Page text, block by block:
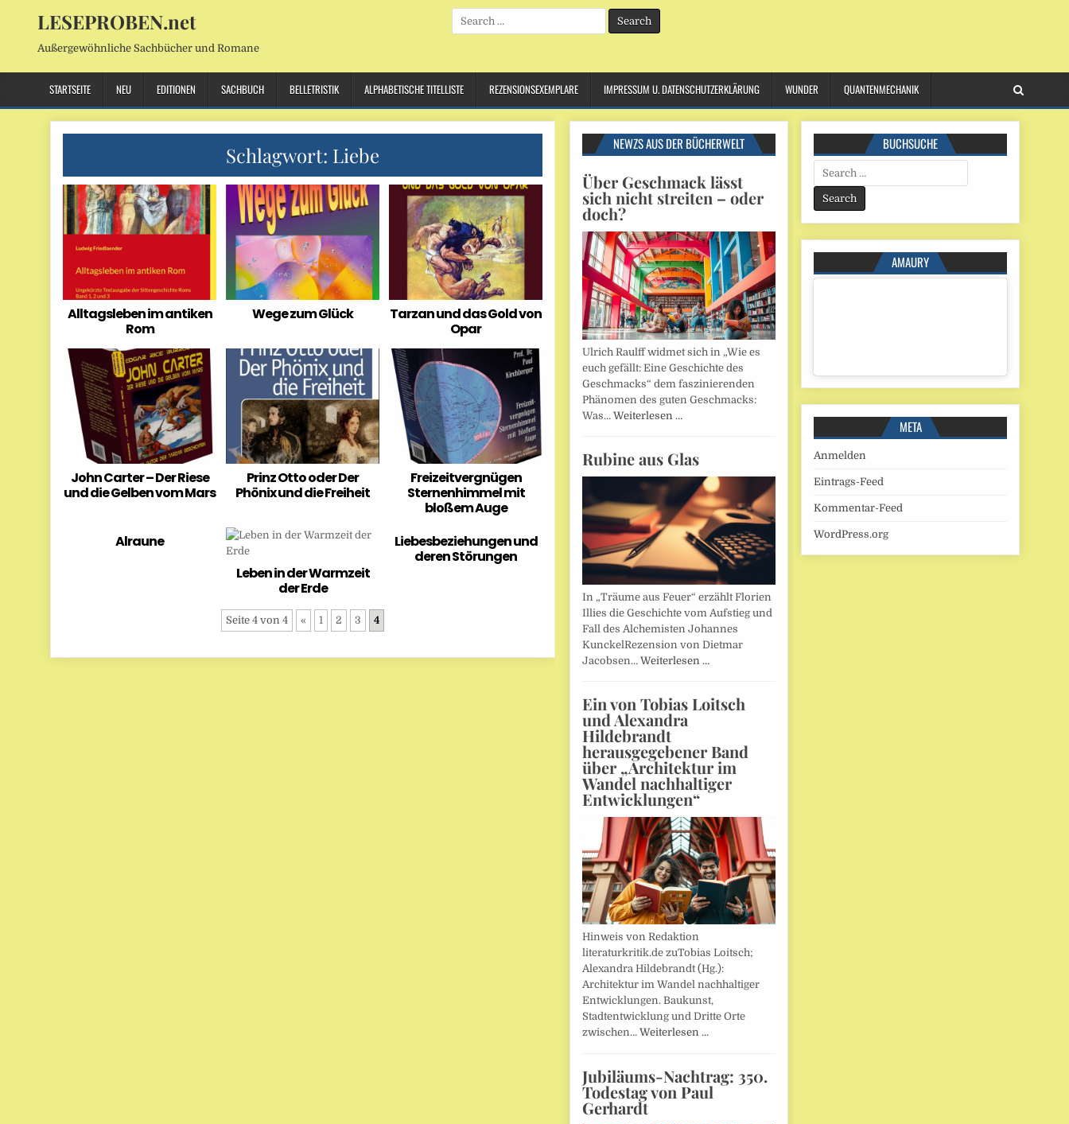
LESEPROBEN.net
Außergewöhnliche Sachbücher und Romane
Search
for:
STARTSEITE NEU EDITIONEN SACHBUCH BELLETRISTIK ALPHABETISCHE TITELLISTE REZENSIONSEXEMPLARE IMPRESSUM U. DATENSCHUTZERKLÄRUNG WUNDER QUANTENMECHANIK
Schlagwort: Liebe
Alltagsleben im antiken
Rom
Wege zum Glück
Tarzan und das Gold von
Opar
John Carter – Der Riese
und die Gelben vom Mars
Prinz Otto oder Der
Phönix und die Freiheit
Freizeitvergnügen
Sternenhimmel mit
bloßem Auge
Alraune
Leben in der Warmzeit
der Erde
Liebesbeziehungen und
deren Störungen
Seite 4 von 4 « 1 2 3 4
NEWZS AUS DER BÜCHERWELT
Über Geschmack lässt
sich nicht streiten – oder
doch?
Ulrich Raulff widmet sich in „Wie es
euch gefällt: Eine Geschichte des
Geschmacks“ dem faszinierenden
Phänomen des guten Geschmacks:
Was… Weiterlesen …
Rubine aus Glas
In „Träume aus Feuer“ erzählt Florien
Illies die Geschichte vom Aufstieg und
Fall des Alchemisten Johannes
KunckelRezension von Dietmar
Jacobsen… Weiterlesen …
Ein von Tobias Loitsch
und Alexandra
Hildebrandt
herausgegebener Band
über „Architektur im
Wandel nachhaltiger
Entwicklungen“
Hinweis von Redaktion
literaturkritik.de zuTobias Loitsch;
Alexandra Hildebrandt (Hg.):
Architektur im Wandel nachhaltiger
Entwicklungen. Baukunst,
Stadtentwicklung und Dritte Orte
zwischen… Weiterlesen …
Jubiläums-Nachtrag: 350.
Todestag von Paul
Gerhardt
BUCHSUCHE
Search
for:
AMAURY
META
Anmelden
Eintrags-Feed
Kommentar-Feed
WordPress.org